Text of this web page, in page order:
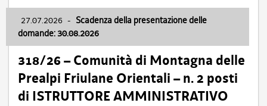
27.07.2026 - Scadenza della presentazione delle
domande: 30.08.2026
318/26 – Comunità di Montagna delle
Prealpi Friulane Orientali – n. 2 posti
di ISTRUTTORE AMMINISTRATIVO